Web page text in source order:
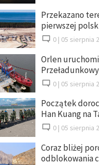
Przekazano
pierwszej
0 | 05 sierpnia
Orlen
0 | 05 sierpnia
Początek
Han Kuang na
0 | 05 sierpnia
Coraz bliżej
odblokowania